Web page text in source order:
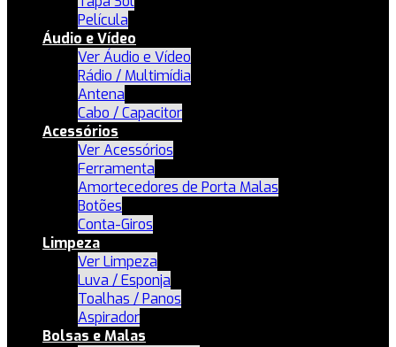
Película
Áudio e Vídeo
Ver Áudio e Vídeo
Rádio / Multimídia
Antena
Cabo / Capacitor
Acessórios
Ver Acessórios
Ferramenta
Amortecedores de Porta Malas
Botões
Conta-Giros
Limpeza
Ver Limpeza
Luva / Esponja
Toalhas / Panos
Aspirador
Bolsas e Malas